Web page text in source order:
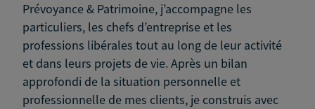
Prévoyance & Patrimoine, j’accompagne les
particuliers, les chefs d’entreprise et les
professions libérales tout au long de leur activité
et dans leurs projets de vie. Après un bilan
approfondi de la situation personnelle et
professionnelle de mes clients, je construis avec